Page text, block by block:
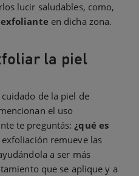
lucir saludables, como,
exfoliante en dicha zona.
la piel
de la piel de
el uso
te preguntás:¿qué es
exfoliación remueve las
a ser más
que se aplique y a